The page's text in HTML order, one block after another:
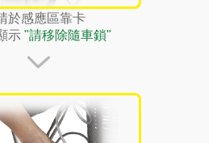
於感應區靠卡
示 "請移除隨車鎖"